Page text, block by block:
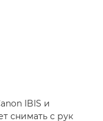
IBIS и
снимать с рук